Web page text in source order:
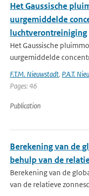
Het Gaussische
uurgemiddelde
luchtverontreiniging
Het Gaussische
uurgemiddelde
F.T.M. Nieuwstadt, P.A.T.
Pages: 46
Publication
Berekening van de
behulp van de
Berekening van de
van de relatieve